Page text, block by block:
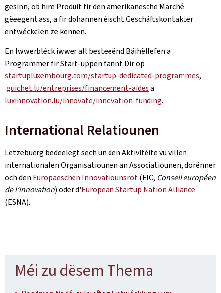
gesinn, ob hire Produit fir den amerikanesche Marché
gëeegent ass, a fir dohannen éischt Geschäftskontakter
entwéckelen ze kënnen.
En Iwwerbléck iwwer all besteeënd Bäihëllefen a
Programmer fir Start-uppen fannt Dir op
startupluxembourg.com/startup-dedicated-programmes,
guichet.lu/entreprises/financement-aidesa
luxinnovation.lu/innovate/innovation-funding.
International Relatiounen
Lëtzebuerg bedeelegt sech un den Aktivitéite vu villen
internationalen Organisatiounen an Associatiounen, dorënner
och den Europäeschen Innovatiounsrot(EIC, Conseil européen
de l’innovation) oder d'European Startup Nation Alliance
(ESNA).
Méi zu dësem Thema